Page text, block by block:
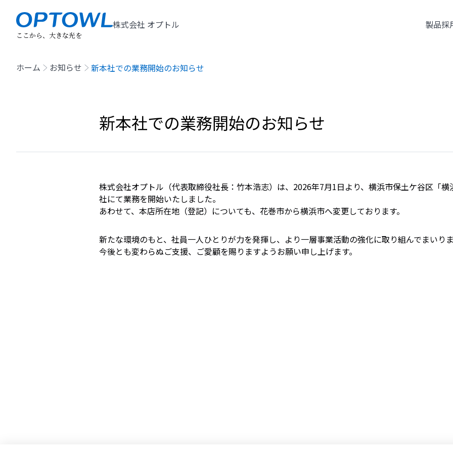
ここから、大きな光を
株式会社 オプトル 製品採
ホーム お知らせ 新本社での業務開始のお知らせ
新本社での業務開始のお知らせ
株式会社オプトル（代表取締役社長：竹本浩志）は、2026年7月1日より、横浜市保土ケ谷区「
社にて業務を開始いたしました。
あわせて、本店所在地（登記）についても、花巻市から横浜市へ変更しております。
新たな環境のもと、社員一人ひとりが力を発揮し、より一層事業活動の強化に取り組んでまいり
今後とも変わらぬご支援、ご愛顧を賜りますようお願い申し上げます。